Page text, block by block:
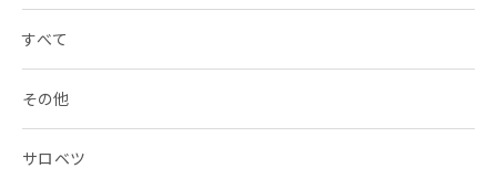
すべて
その他
サロベツ